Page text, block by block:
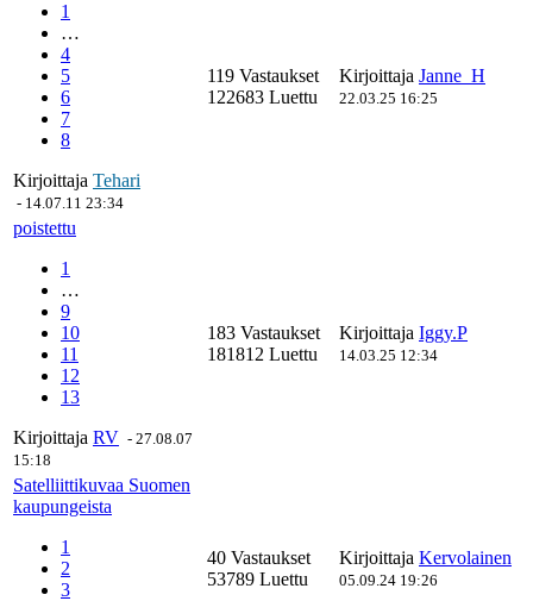
1
…
4
5
6
7
8
Kirjoittaja Tehari
- 14.07.11 23:34
119 Vastaukset
122683 Luettu
Kirjoittaja Janne_H
22.03.25 16:25
poistettu
1
…
9
10
11
12
13
Kirjoittaja RV - 27.08.07
15:18
183 Vastaukset
181812 Luettu
Kirjoittaja Iggy.P
14.03.25 12:34
Satelliittikuvaa Suomen
kaupungeista
1
2
3
40 Vastaukset
53789 Luettu
Kirjoittaja Kervolainen
05.09.24 19:26